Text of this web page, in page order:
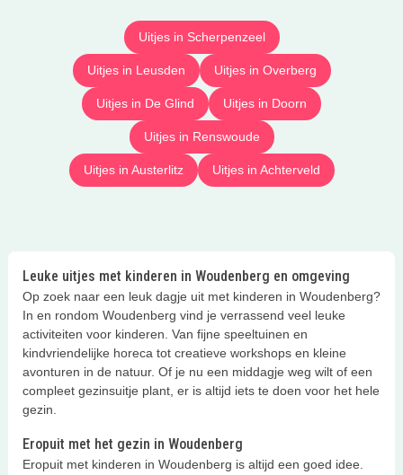
Uitjes in Scherpenzeel
Uitjes in Leusden Uitjes in Overberg
Uitjes in De Glind Uitjes in Doorn
Uitjes in Renswoude
Uitjes in Austerlitz Uitjes in Achterveld
Leuke uitjes met kinderen in Woudenberg en omgeving
Op zoek naar een leuk dagje uit met kinderen in Woudenberg?
In en rondom Woudenberg vind je verrassend veel leuke
activiteiten voor kinderen. Van fijne speeltuinen en
kindvriendelijke horeca tot creatieve workshops en kleine
avonturen in de natuur. Of je nu een middagje weg wilt of een
compleet gezinsuitje plant, er is altijd iets te doen voor het hele
gezin.
Eropuit met het gezin in Woudenberg
Eropuit met kinderen in Woudenberg is altijd een goed idee.